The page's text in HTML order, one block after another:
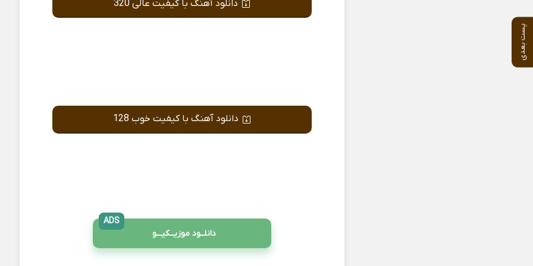
پست بعدی
دانلود آهنگ با کیفیت عالی 320
دانلود آهنگ با کیفیت خوب 128
دانلــود موزیــکیـــو
ADS